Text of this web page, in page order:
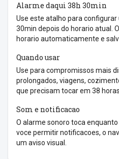
Alarme daqui 38h 30min
Use este atalho para
30min depois do horario atual.
horario automaticamente e
Quando usar
Use para compromissos mais
prolongados, viagens,
que precisam tocar em 38
Som e notificacao
O alarme sonoro toca
voce permitir notificacoes, o
um aviso visual.